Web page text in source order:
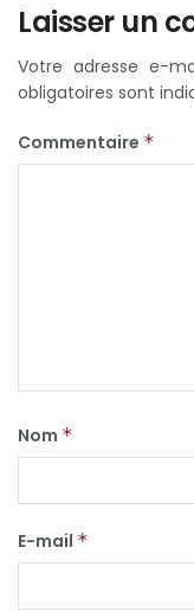
Laisser un
Votre adresse e-
obligatoires sont
Commentaire *
Nom *
E-mail *